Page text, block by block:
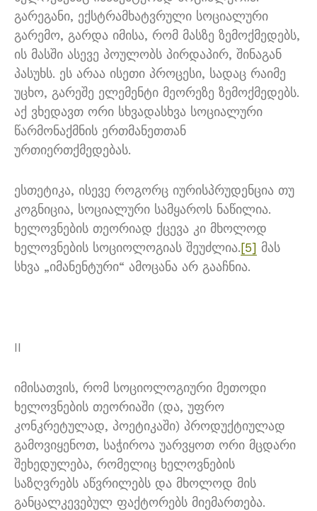
გარეგანი, ექსტრამხატვრული სოციალური
გარემო, გარდა იმისა, რომ მასზე ზემოქმედებს,
ის მასში ასევე პოულობს პირდაპირ, შინაგან
პასუხს. ეს არაა ისეთი პროცესი, სადაც რაიმე
უცხო, გარეშე ელემენტი მეორეზე ზემოქმედებს.
აქ ვხედავთ ორი სხვადასხვა სოციალური
წარმონაქმნის ერთმანეთთან
ურთიერთქმედებას.
ესთეტიკა, ისევე როგორც იურისპრუდენცია თუ
კოგნიცია, სოციალური სამყაროს ნაწილია.
ხელოვნების თეორიად ქცევა კი მხოლოდ
ხელოვნების სოციოლოგიას შეუძლია.[5] მას
სხვა „იმანენტური“ ამოცანა არ გააჩნია.
II
იმისათვის, რომ სოციოლოგიური მეთოდი
ხელოვნების თეორიაში (და, უფრო
კონკრეტულად, პოეტიკაში) პროდუქტიულად
გამოვიყენოთ, საჭიროა უარვყოთ ორი მცდარი
შეხედულება, რომელიც ხელოვნების
საზღვრებს აწვრილებს და მხოლოდ მის
განცალკევებულ ფაქტორებს მიემართება.